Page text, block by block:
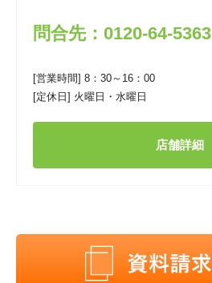
問合先：0120-64-5363
[営業時間] 8：30～16：00
[定休日] 火曜日・水曜日
店舗詳細